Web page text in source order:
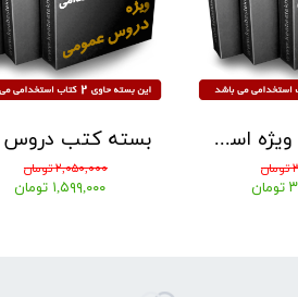
۲,۰۵۰,۰۰۰ تومان
۱,۵۹۹,۰۰۰ تومان
بسته کتب ویژه استخدامی آموزگار ابتدایی 1405 ( دروس حیطه عمومی ، اختصاصی و تخصصی ) نشر آرسا